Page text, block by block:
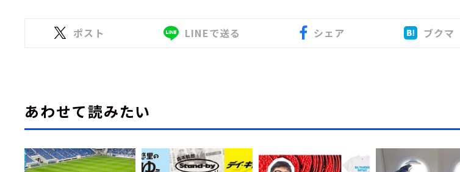
ポスト LINEで送る シェア ブクマ
あわせて読みたい